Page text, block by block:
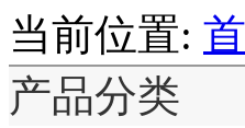
当前位置:
产品分类